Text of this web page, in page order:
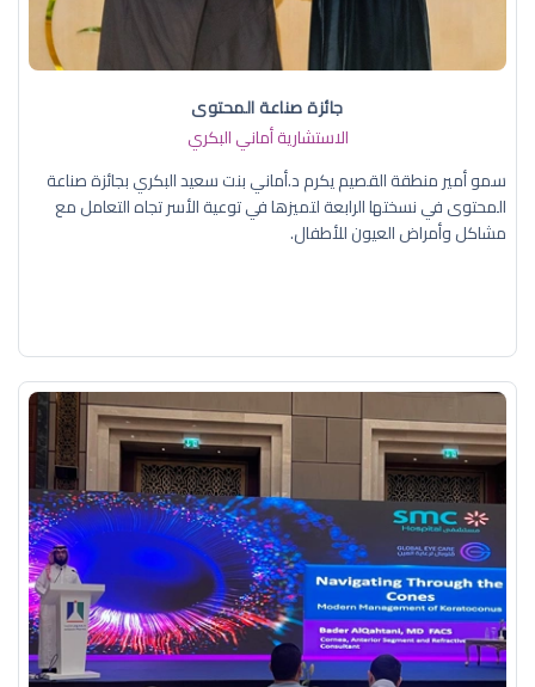
جائزة صناعة المحتوى
الاستشارية أماني البكري
سمو أمير منطقة القصيم يكرم د.أماني بنت سعيد البكري بجائزة صناعة
المحتوى في نسختها الرابعة لتميزها في توعية الأسر تجاه التعامل مع
مشاكل وأمراض العيون للأطفال.